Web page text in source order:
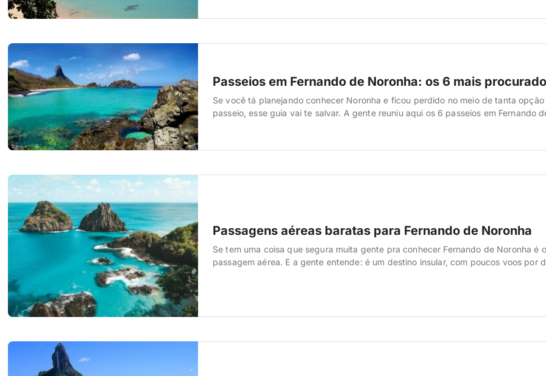
Passeios em Fernando de Noronha: os 6 mais
Se você tá planejando conhecer Noronha e ficou perdido no meio de tanta opção
passeio, esse guia vai te salvar. A gente reuniu aqui os 6 passeios em Fernando
Passagens aéreas baratas para Fernando de Noronha
Se tem uma coisa que segura muita gente pra conhecer Fernando de Noronha é
passagem aérea. E a gente entende: é um destino insular, com poucos voos por